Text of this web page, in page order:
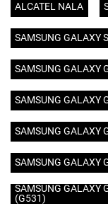
ALCATEL NALA
SAMSUNG GALAXY
SAMSUNG GALAXY
SAMSUNG GALAXY
SAMSUNG GALAXY
SAMSUNG GALAXY
SAMSUNG GALAXY
(G531)